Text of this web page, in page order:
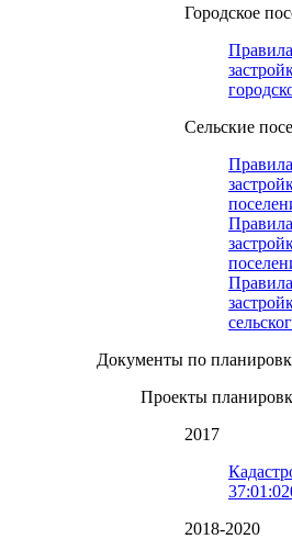
Городское
Сельские
Документы по
Проекты
2017
2018-2020